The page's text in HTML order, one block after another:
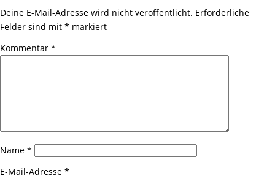
Deine E-Mail-Adresse wird nicht veröffentlicht. Erforderliche
Felder sind mit * markiert
Kommentar *
Name *
E-Mail-Adresse *